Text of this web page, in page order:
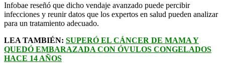
Infobae reseñó que dicho vendaje avanzado puede percibir
infecciones y reunir datos que los expertos en salud pueden analizar
para un tratamiento adecuado.
LEA TAMBIÉN: SUPERÓ EL CÁNCER DE MAMA Y
QUEDÓ EMBARAZADA CON ÓVULOS CONGELADOS
HACE 14 AÑOS